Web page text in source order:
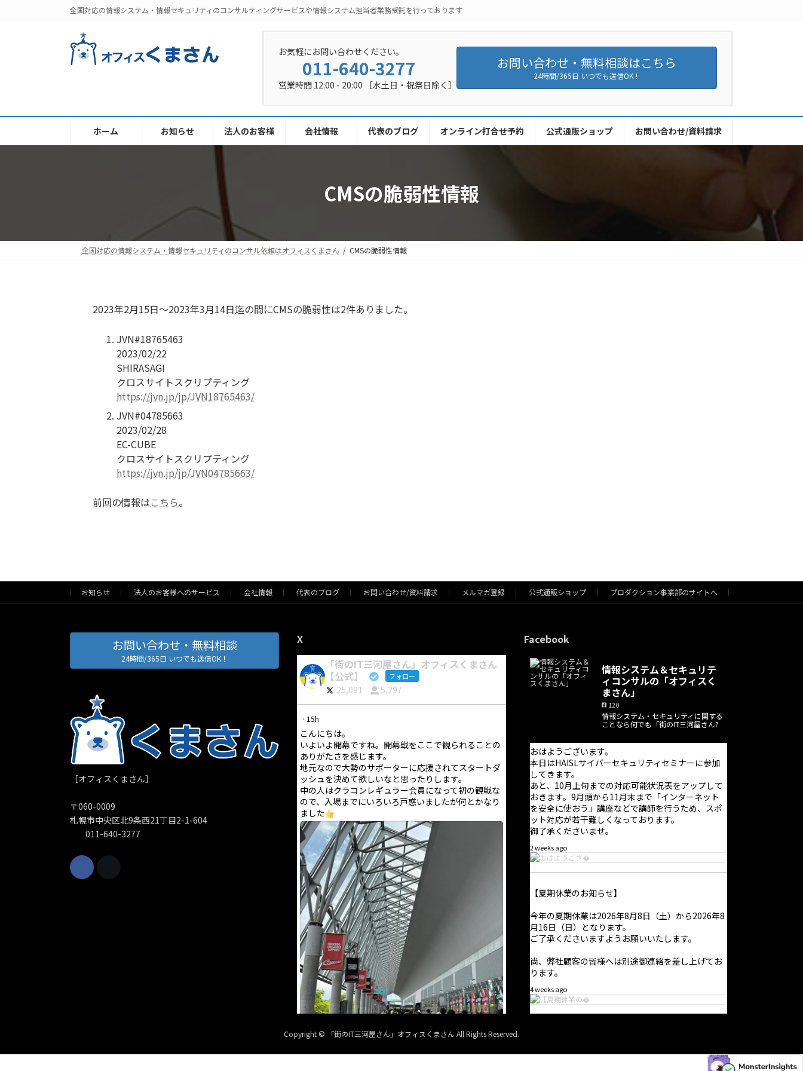
ッ
移
全国対応の情報システム・情報セキュリティのコンサルティングサービスや情報システム担当者業務受託を行っております
お気軽にお問い合わせください。
011-640-3277
営業時間 12:00 - 20:00 ［水土日・祝祭日除く］
お問い合わせ・無料相談はこちら
24時間/365日 いつでも送信OK！
ホーム お知らせ 法人のお客様 会社情報 代表のブログ オンライン打合せ予約 公式通販ショップ お問い合わせ/資料請求
CMSの脆弱性情報
全国対応の情報システム・情報セキュリティのコンサル依頼はオフィスくまさん CMSの脆弱性情報
2023年2月15日〜2023年3月14日迄の間にCMSの脆弱性は2件ありました。
JVN#18765463
2023/02/22
SHIRASAGI
クロスサイトスクリプティング
https://jvn.jp/jp/JVN18765463/
JVN#04785663
2023/02/28
EC-CUBE
クロスサイトスクリプティング
https://jvn.jp/jp/JVN04785663/
前回の情報はこちら。
お知らせ 法人のお客様へのサービス 会社情報 代表のブログ お問い合わせ/資料請求 メルマガ登録 公式通販ショップ プロダクション事業部のサイトへ
お問い合わせ・無料相談
24時間/365日 いつでも送信OK！
［オフィスくまさん］
〒060-0009
札幌市中央区北9条西21丁目2-1-604
011-640-3277
X
「街のIT三河屋さん」オフィスくまさん
【公式】
フォロー
25,091 5,297
· 15h
こんにちは。
いよいよ開幕ですね。開幕戦をここで観られることの
ありがたさを感じます。
地元なので大勢のサポーターに応援されてスタートダ
ッシュを決めて欲しいなと思ったりします。
中の人はクラコンレギュラー会員になって初の観戦な
ので、入場までにいろいろ戸惑いましたが何とかなり
ました
Facebook
情報システム＆セキュリテ
ィコンサルの「オフィスく
まさん」
120
情報システム・セキュリティに関する
ことなら何でも「街のIT三河屋さん?
おはようございます。
本日はHAISLサイバーセキュリティセミナーに参加
してきます。
あと、10月上旬までの対応可能状況表をアップして
おきます。9月頭から11月末まで「インターネット
を安全に使おう」講座などで講師を行うため、スポ
ット対応が若干難しくなっております。
御了承くださいませ。
2 weeks ago
【夏期休業のお知らせ】
今年の夏期休業は2026年8月8日（土）から2026年8
月16日（日）となります。
ご了承くださいますようお願いいたします。
尚、弊社顧客の皆様へは別途御連絡を差し上げてお
ります。
4 weeks ago
弊社は2026年6月5日〜6日の間、臨時休業となりま
Copyright © 「街のIT三河屋さん」オフィスくまさん All Rights Reserved.